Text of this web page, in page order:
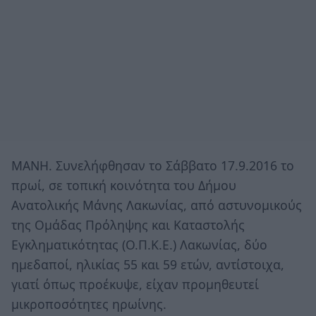
ΜΑΝΗ. Συνελήφθησαν το Σάββατο 17.9.2016 το
πρωί, σε τοπική κοινότητα του Δήμου
Ανατολικής Μάνης Λακωνίας, από αστυνομικούς
της Ομάδας Πρόληψης και Καταστολής
Εγκληματικότητας (Ο.Π.Κ.Ε.) Λακωνίας, δύο
ημεδαποί, ηλικίας 55 και 59 ετών, αντίστοιχα,
γιατί όπως προέκυψε, είχαν προμηθευτεί
μικροποσότητες ηρωίνης.